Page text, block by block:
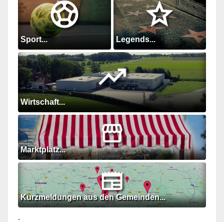
Sport... Legends...
Wirtschaft...
Marktplatz...
Kurzmeldungen aus den Gemeinden...
.